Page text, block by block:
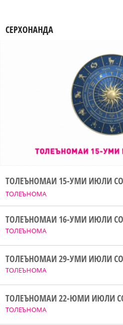
СЕРХОНАНДА
ТОЛЕЪНОМА
ТОЛЕЪНОМАИ 15-УМИ ИЮЛИ
ТОЛЕЪНОМА
ТОЛЕЪНОМАИ 16-УМИ ИЮЛИ
ТОЛЕЪНОМА
ТОЛЕЪНОМАИ 29-УМИ ИЮЛИ
ТОЛЕЪНОМА
ТОЛЕЪНОМАИ 22-ЮМИ ИЮЛИ